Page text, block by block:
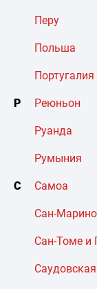
Перу
Польша
Португалия
Р Реюньон
Руанда
Румыния
С Самоа
Сан-Марино
Сан-Томе и